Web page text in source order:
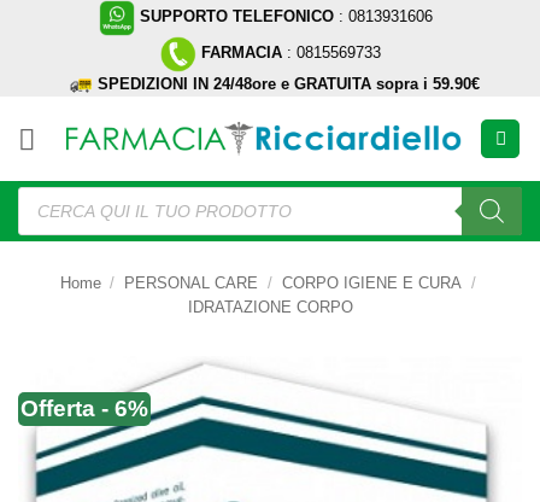
SUPPORTO TELEFONICO : 0813931606
FARMACIA : 0815569733
SPEDIZIONI IN 24/48ore e GRATUITA sopra i 59.90€
Ricerca
prodotti
Home / PERSONAL CARE / CORPO IGIENE E CURA /
IDRATAZIONE CORPO
Offerta - 6%